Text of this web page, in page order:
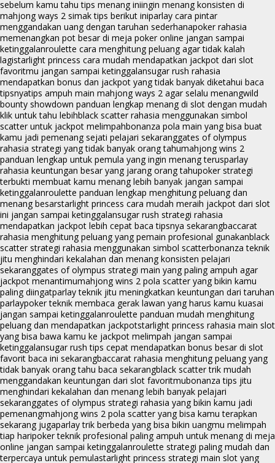
sebelum kamu tahu tips menang iniingin menang konsisten di
mahjong ways 2 simak tips berikut iniparlay cara pintar
menggandakan uang dengan taruhan sederhanapoker rahasia
memenangkan pot besar di meja poker online jangan sampai
ketinggalanroulette cara menghitung peluang agar tidak kalah
lagistarlight princess cara mudah mendapatkan jackpot dari slot
favoritmu jangan sampai ketinggalansugar rush rahasia
mendapatkan bonus dan jackpot yang tidak banyak diketahui baca
tipsnyatips ampuh main mahjong ways 2 agar selalu menangwild
bounty showdown panduan lengkap menang di slot dengan mudah
klik untuk tahu lebihblack scatter rahasia menggunakan simbol
scatter untuk jackpot melimpahbonanza pola main yang bisa buat
kamu jadi pemenang sejati pelajari sekaranggates of olympus
rahasia strategi yang tidak banyak orang tahumahjong wins 2
panduan lengkap untuk pemula yang ingin menang terusparlay
rahasia keuntungan besar yang jarang orang tahupoker strategi
terbukti membuat kamu menang lebih banyak jangan sampai
ketinggalanroulette panduan lengkap menghitung peluang dan
menang besarstarlight princess cara mudah meraih jackpot dari slot
ini jangan sampai ketinggalansugar rush strategi rahasia
mendapatkan jackpot lebih cepat baca tipsnya sekarangbaccarat
rahasia menghitung peluang yang pemain profesional gunakanblack
scatter strategi rahasia menggunakan simbol scatterbonanza teknik
jitu menghindari kekalahan dan menang konsisten pelajari
sekaranggates of olympus strategi main yang paling ampuh agar
jackpot menantimumahjong wins 2 pola scatter yang bikin kamu
paling diingatparlay teknik jitu meningkatkan keuntungan dari taruhan
parlaypoker teknik membaca gerak lawan yang harus kamu kuasai
jangan sampai ketinggalanroulette panduan mudah menghitung
peluang dan mendapatkan jackpotstarlight princess rahasia main slot
yang bisa bawa kamu ke jackpot melimpah jangan sampai
ketinggalansugar rush tips cepat mendapatkan bonus besar di slot
favorit baca ini sekarangbaccarat rahasia menghitung peluang yang
tidak banyak orang tahu baca sekarangblack scatter trik mudah
menggandakan keuntungan dari slot favoritmubonanza tips jitu
menghindari kekalahan dan menang lebih banyak pelajari
sekaranggates of olympus strategi rahasia yang bikin kamu jadi
pemenangmahjong wins 2 pola scatter yang bisa kamu terapkan
sekarang jugaparlay trik berbeda yang bisa bikin uangmu melimpah
tiap haripoker teknik profesional paling ampuh untuk menang di meja
online jangan sampai ketinggalanroulette strategi paling mudah dan
terpercaya untuk pemulastarlight princess strategi main slot yang